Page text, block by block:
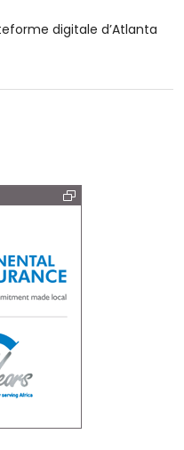
digitale d’Atlanta